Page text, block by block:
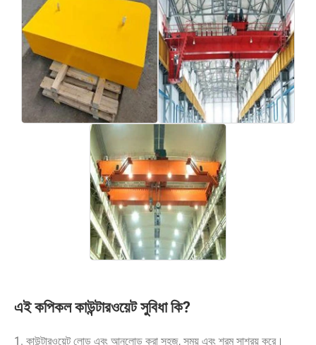
এই কপিকল কাউন্টারওয়েট সুবিধা কি?
1. কাউন্টারওয়েট লোড এবং আনলোড করা সহজ, সময় এবং শ্রম সাশ্রয় করে।